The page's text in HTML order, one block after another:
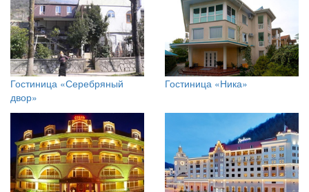
Гостиница «Серебряный
двор»
Гостиница «Ника»